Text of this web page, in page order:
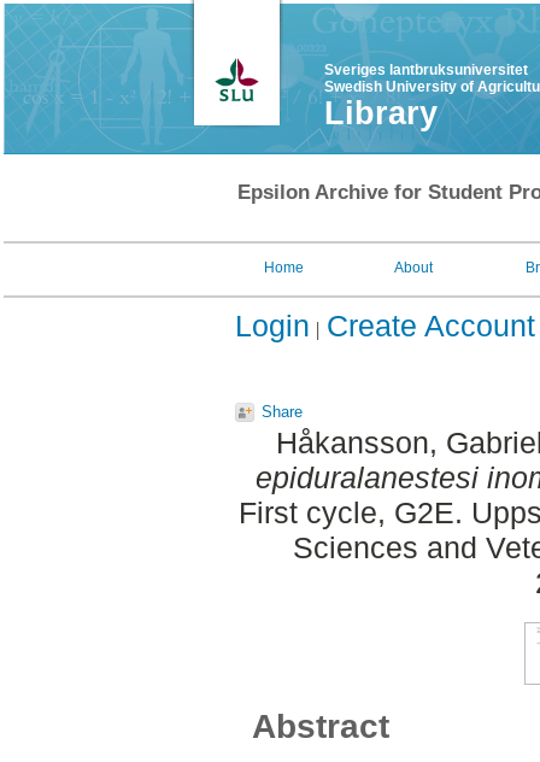
Sveriges lantbruksuniversitet
Swedish University of
Library
Epsilon Archive for Student
Home About
Login Create Account
Share
Håkansson,
epiduralanestesi
First cycle, G2E.
Sciences and
Abstract